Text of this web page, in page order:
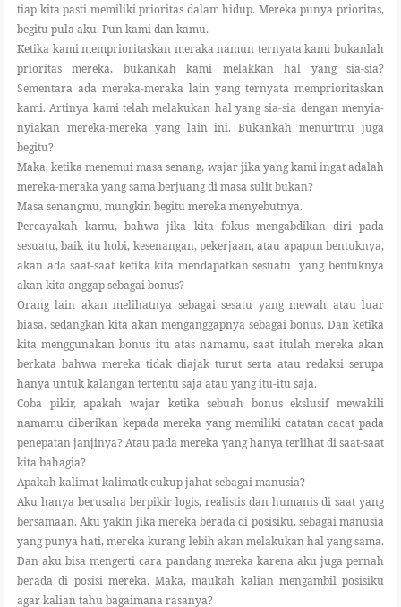
tiap kita pasti memiliki prioritas dalam hidup. Mereka punya prioritas,
begitu pula aku. Pun kami dan kamu.
Ketika kami memprioritaskan meraka namun ternyata kami bukanlah
prioritas mereka, bukankah kami melakkan hal yang sia-sia?
Sementara ada mereka-meraka lain yang ternyata memprioritaskan
kami. Artinya kami telah melakukan hal yang sia-sia dengan menyia-
nyiakan mereka-mereka yang lain ini. Bukankah menurtmu juga
begitu?
Maka, ketika menemui masa senang, wajar jika yang kami ingat adalah
mereka-meraka yang sama berjuang di masa sulit bukan?
Masa senangmu, mungkin begitu mereka menyebutnya.
Percayakah kamu, bahwa jika kita fokus mengabdikan diri pada
sesuatu, baik itu hobi, kesenangan, pekerjaan, atau apapun bentuknya,
akan ada saat-saat ketika kita mendapatkan sesuatu yang bentuknya
akan kita anggap sebagai bonus?
Orang lain akan melihatnya sebagai sesatu yang mewah atau luar
biasa, sedangkan kita akan menganggapnya sebagai bonus. Dan ketika
kita menggunakan bonus itu atas namamu, saat itulah mereka akan
berkata bahwa mereka tidak diajak turut serta atau redaksi serupa
hanya untuk kalangan tertentu saja atau yang itu-itu saja.
Coba pikir, apakah wajar ketika sebuah bonus ekslusif mewakili
namamu diberikan kepada mereka yang memiliki catatan cacat pada
penepatan janjinya? Atau pada mereka yang hanya terlihat di saat-saat
kita bahagia?
Apakah kalimat-kalimatk cukup jahat sebagai manusia?
Aku hanya berusaha berpikir logis, realistis dan humanis di saat yang
bersamaan. Aku yakin jika mereka berada di posisiku, sebagai manusia
yang punya hati, mereka kurang lebih akan melakukan hal yang sama.
Dan aku bisa mengerti cara pandang mereka karena aku juga pernah
berada di posisi mereka. Maka, maukah kalian mengambil posisiku
agar kalian tahu bagaimana rasanya?